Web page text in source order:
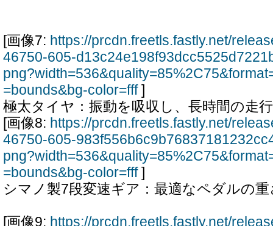
[画像7: https://prcdn.freetls.fastly.net/
46750-605-
=bounds&bg-color=fff]
極太タイヤ：振動を吸収し、長時間の走
[画像8: https://prcdn.freetls.fastly.net/
46750-605-
=bounds&bg-color=fff]
シマノ製7段変速ギア：最適なペダルの
[画像9: https://prcdn.freetls.fastly.net/